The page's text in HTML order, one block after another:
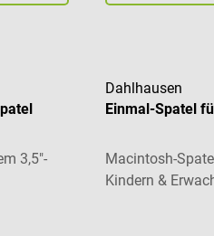
3,5"-
Dahlhausen
Einmal-Spatel
Macintosh-
Kindern &